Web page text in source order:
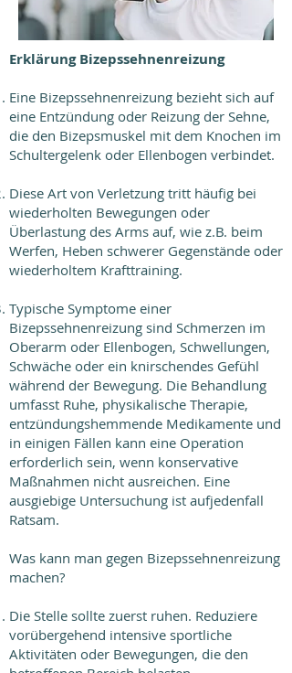
Erklärung Bizepssehnenreizung
Eine Bizepssehnenreizung bezieht sich auf
eine Entzündung oder Reizung der Sehne,
die den Bizepsmuskel mit dem Knochen im
Schultergelenk oder Ellenbogen verbindet.
Diese Art von Verletzung tritt häufig bei
wiederholten Bewegungen oder
Überlastung des Arms auf, wie z.B. beim
Werfen, Heben schwerer Gegenstände oder
wiederholtem Krafttraining.
Typische Symptome einer
Bizepssehnenreizung sind Schmerzen im
Oberarm oder Ellenbogen, Schwellungen,
Schwäche oder ein knirschendes Gefühl
während der Bewegung. Die Behandlung
umfasst Ruhe, physikalische Therapie,
entzündungshemmende Medikamente und
in einigen Fällen kann eine Operation
erforderlich sein, wenn konservative
Maßnahmen nicht ausreichen. Eine
ausgiebige Untersuchung ist aufjedenfall
Ratsam.
Was kann man gegen Bizepssehnenreizung
machen?
Die Stelle sollte zuerst ruhen. Reduziere
vorübergehend intensive sportliche
Aktivitäten oder Bewegungen, die den